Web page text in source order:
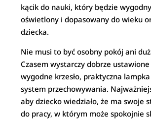
kącik do nauki, który będzie
oświetlony i dopasowany do wieku
dziecka.
Nie musi to być osobny pokój ani
Czasem wystarczy dobrze
wygodne krzesło, praktyczna
system przechowywania.
aby dziecko wiedziało, że ma swoje
do pracy, w którym może spokojnie